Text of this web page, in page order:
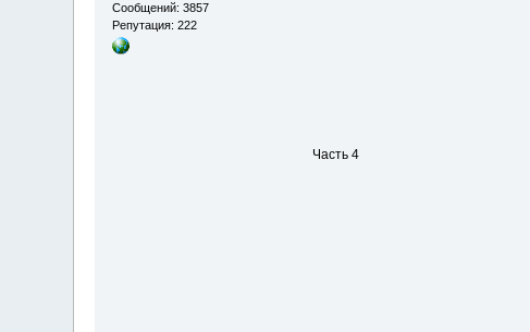
Сообщений: 3857
Репутация: 222
Часть 4